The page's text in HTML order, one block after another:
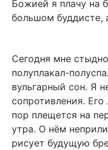
Божией я плачу на
большом буддисте,
Сегодня мне
полуплакал-
вульгарный сон. Я
сопротивления.
пор плещется на
утра. О нём
рисует будущую